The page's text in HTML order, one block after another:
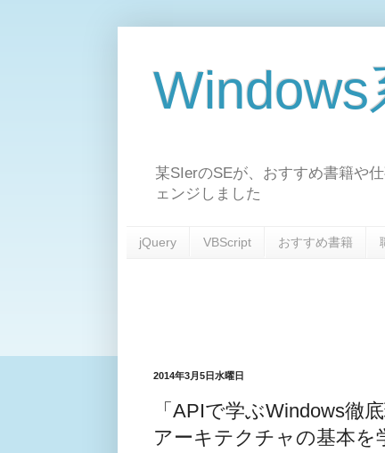
某SIerのSEが、おすすめ書籍や
ェンジしました
jQuery VBScript おすすめ書籍
2014年3月5日水曜日
「APIで学ぶWindows徹
アーキテクチャの基本を